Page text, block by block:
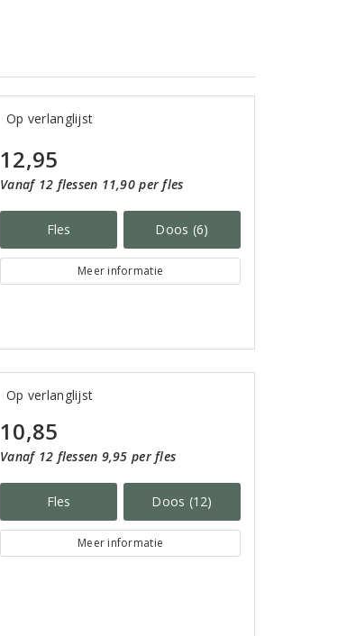
Op verlanglijst
12,95
Vanaf 12 flessen 11,90 per fles
Fles Doos (6)
Meer informatie
Op verlanglijst
10,85
Vanaf 12 flessen 9,95 per fles
Fles Doos (12)
Meer informatie